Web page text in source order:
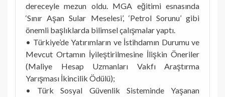
dereceyle mezun oldu. MGA eğitimi esnasında
‘Sınır Aşan Sular Meselesi’, ‘Petrol Sorunu’ gibi
önemli başlıklarda bilimsel çalışmalar yaptı.
• Türkiye’de Yatırımların ve İstihdamın Durumu ve
Mevcut Ortamın İyileştirilmesine İlişkin Öneriler
(Maliye Hesap Uzmanları Vakfı Araştırma
Yarışması İkincilik Ödülü);
• Türk Sosyal Güvenlik Sisteminde Yaşanan